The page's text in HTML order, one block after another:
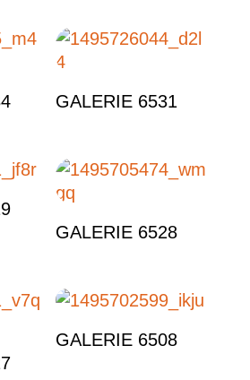
GALERIE 6531
GALERIE 6528
GALERIE 6508